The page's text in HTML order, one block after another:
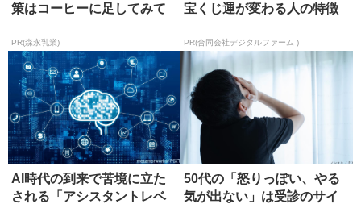
策はコーヒーに足してみて
PR(森永乳業)
宝くじ運が変わる人の特徴
PR(合同会社デジタルファーム )
AI時代の到来で苦境に立た
される「アシスタントレベ
50代の「怒りっぽい、やる
気が出ない」は受診のサイ